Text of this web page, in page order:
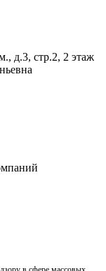
д.3, стр.2, 2 этаж